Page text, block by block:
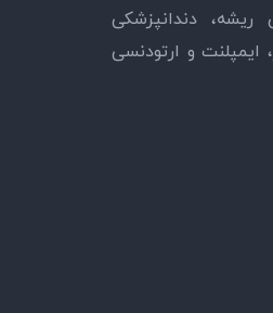
ریشه، دندانپزشکی
ایمپلنت و ارتودنسی